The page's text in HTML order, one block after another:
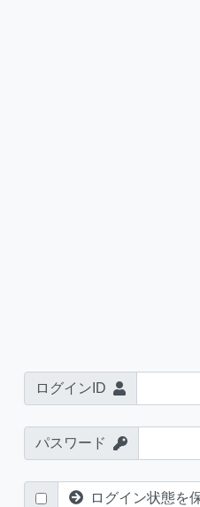
ログインID
パスワード
ログイン状態を